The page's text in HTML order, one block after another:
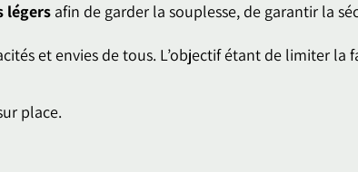
légers afin de garder la souplesse, de garantir la
et envies de tous. L’objectif étant de limiter la
place.